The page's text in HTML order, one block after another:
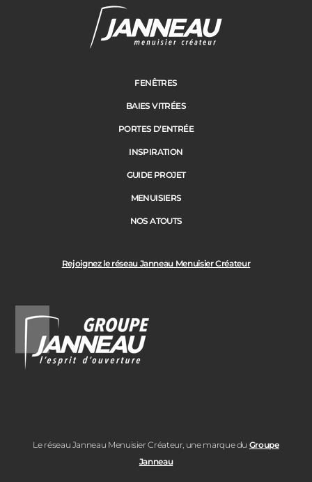
Rejoignez le réseau Janneau Menuisier Créateur
Le réseau Janneau Menuisier Créateur, une marque du Groupe
Janneau
FENÊTRES
BAIES VITRÉES
PORTES D’ENTRÉE
INSPIRATION
GUIDE PROJET
MENUISIERS
NOS ATOUTS